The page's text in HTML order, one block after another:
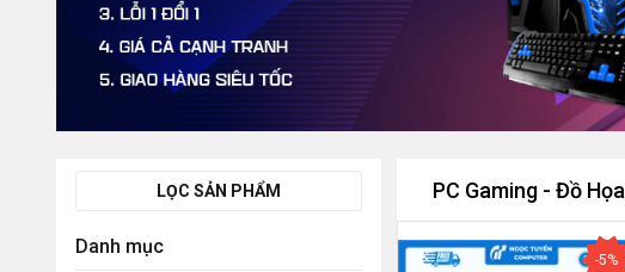
LỌC SẢN PHẨM
Danh mục
PC Gaming - Đồ Họa
-5%